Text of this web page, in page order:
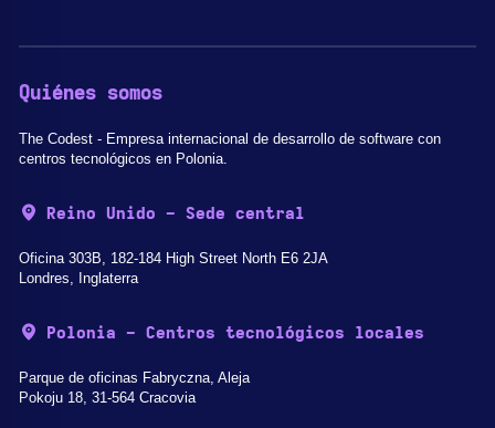
Quiénes somos
The Codest - Empresa internacional de desarrollo de software con
centros tecnológicos en Polonia.
Reino Unido - Sede central
Oficina 303B, 182-184 High Street North E6 2JA
Londres, Inglaterra
Polonia - Centros tecnológicos locales
Parque de oficinas Fabryczna, Aleja
Pokoju 18, 31-564 Cracovia